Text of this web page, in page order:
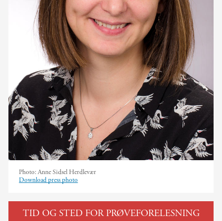
Photo:Anne Sidsel Herdlevær
Download press photo
TID OG STED FOR PRØVEFORELESNING